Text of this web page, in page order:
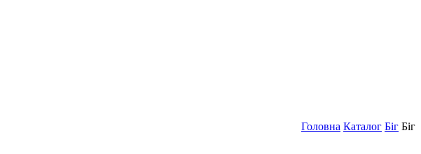
Головна Каталог Біг Біг